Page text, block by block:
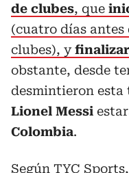
de clubes, que
(cuatro días antes
clubes), y
obstante, desde
desmintieron esta
Lionel Messi
Colombia.
Según TYC